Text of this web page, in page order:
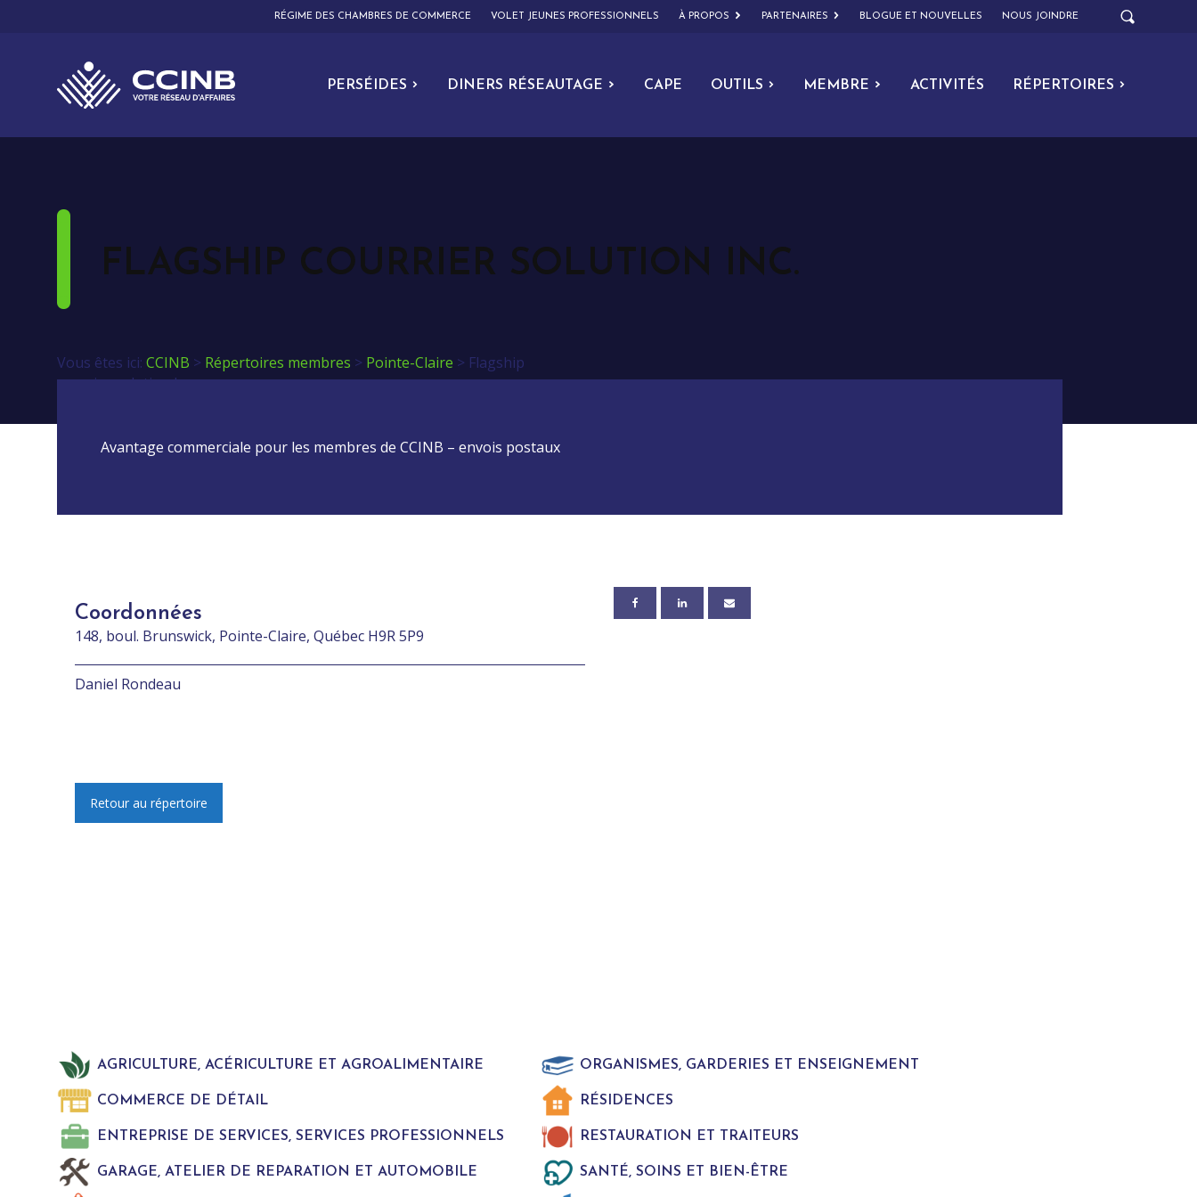
RÉGIME DES CHAMBRES DE COMMERCE VOLET JEUNES PROFESSIONNELS À PROPOS PARTENAIRES BLOGUE ET NOUVELLES NOUS JOINDRE
PERSÉIDES DINERS RÉSEAUTAGE CAPE OUTILS MEMBRE ACTIVITÉS RÉPERTOIRES
FLAGSHIP COURRIER SOLUTION INC.
Vous êtes ici: CCINB > Répertoires membres > Pointe-Claire > Flagship
courrier solution Inc.
Avantage commerciale pour les membres de CCINB – envois postaux
Coordonnées
148, boul. Brunswick, Pointe-Claire, Québec H9R 5P9
Daniel Rondeau
Retour au répertoire
AGRICULTURE, ACÉRICULTURE ET AGROALIMENTAIRE ORGANISMES, GARDERIES ET ENSEIGNEMENT
COMMERCE DE DÉTAIL RÉSIDENCES
ENTREPRISE DE SERVICES, SERVICES PROFESSIONNELS RESTAURATION ET TRAITEURS
GARAGE, ATELIER DE REPARATION ET AUTOMOBILE SANTÉ, SOINS ET BIEN-ÊTRE